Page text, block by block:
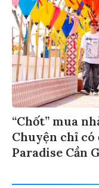
“Chốt” mua
Chuyện chỉ có
Paradise Cần